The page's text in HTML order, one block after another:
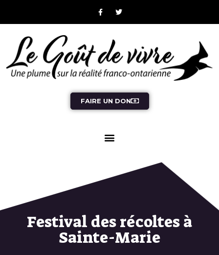
FAIRE UN DON
Festival des récoltes à
Sainte-Marie